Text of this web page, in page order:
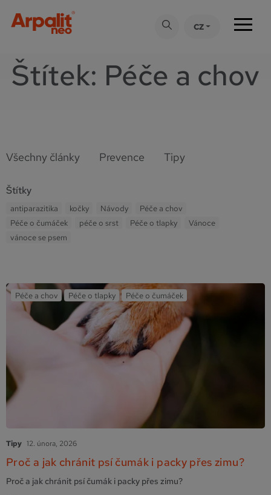
CZ
Štítek: Péče a chov
Všechny články Prevence Tipy
Štítky
antiparazitika kočky Návody
Péče a chov
Péče o čumáček
péče o srst Péče o tlapky
Vánoce
vánoce se psem
Péče a chov Péče o tlapky Péče o čumáček
Tipy 12. února, 2026
Proč a jak chránit psí čumák i packy přes zimu?
Proč a jak chránit psí čumák i packy přes zimu?